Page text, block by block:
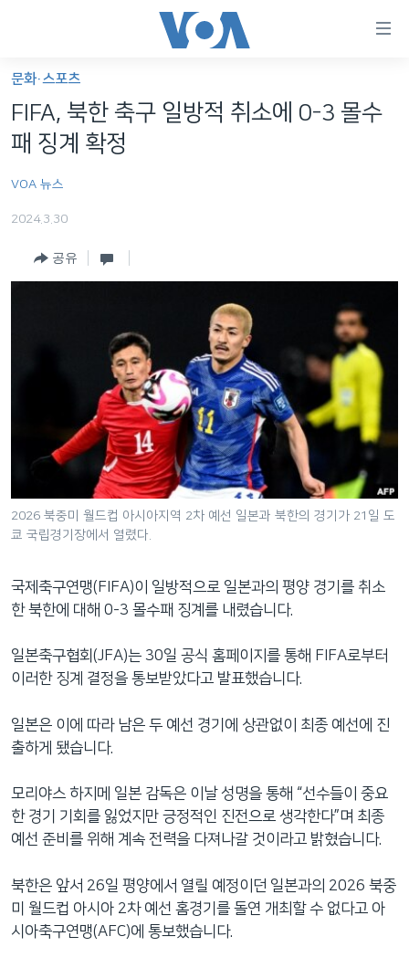
가
능
링
인
션
으
이
동
색
으
이
등
세계
라디오
프로그램
주파수 안내
문화·스포츠
FIFA, 북한 축구 일방적 취소에 0-3 몰수
패 징계 확정
VOA 뉴스
2024.3.30
공유
2026 북중미 월드컵 아시아지역 2차 예선 일본과 북한의 경기가 21일 도
쿄 국립경기장에서 열렸다.
국제축구연맹(FIFA)이 일방적으로 일본과의 평양 경기를 취소
한 북한에 대해 0-3 몰수패 징계를 내렸습니다.
일본축구협회(JFA)는 30일 공식 홈페이지를 통해 FIFA로부터
이러한 징계 결정을 통보받았다고 발표했습니다.
일본은 이에 따라 남은 두 예선 경기에 상관없이 최종 예선에 진
출하게 됐습니다.
모리야스 하지메 일본 감독은 이날 성명을 통해 “선수들이 중요
한 경기 기회를 잃었지만 긍정적인 진전으로 생각한다”며 최종
예선 준비를 위해 계속 전력을 다져나갈 것이라고 밝혔습니다.
북한은 앞서 26일 평양에서 열릴 예정이던 일본과의 2026 북중
미 월드컵 아시아 2차 예선 홈경기를 돌연 개최할 수 없다고 아
시아축구연맹(AFC)에 통보했습니다.